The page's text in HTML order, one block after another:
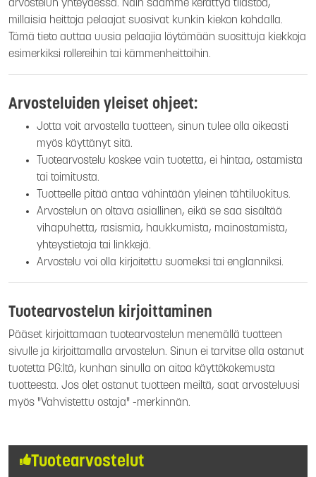
arvostelun yhteydessä. Näin saamme kerättyä tilastoa,
millaisia heittoja pelaajat suosivat kunkin kiekon kohdalla.
Tämä tieto auttaa uusia pelaajia löytämään suosittuja kiekkoja
esimerkiksi rollereihin tai kämmenheittoihin.
Arvosteluiden yleiset ohjeet:
Jotta voit arvostella tuotteen, sinun tulee olla oikeasti
myös käyttänyt sitä.
Tuotearvostelu koskee vain tuotetta, ei hintaa, ostamista
tai toimitusta.
Tuotteelle pitää antaa vähintään yleinen tähtiluokitus.
Arvostelun on oltava asiallinen, eikä se saa sisältää
vihapuhetta, rasismia, haukkumista, mainostamista,
yhteystietoja tai linkkejä.
Arvostelu voi olla kirjoitettu suomeksi tai englanniksi.
Tuotearvostelun kirjoittaminen
Pääset kirjoittamaan tuotearvostelun menemällä tuotteen
sivulle ja kirjoittamalla arvostelun. Sinun ei tarvitse olla ostanut
tuotetta PG:ltä, kunhan sinulla on aitoa käyttökokemusta
tuotteesta. Jos olet ostanut tuotteen meiltä, saat arvosteluusi
myös "Vahvistettu ostaja" -merkinnän.
Tuotearvostelut